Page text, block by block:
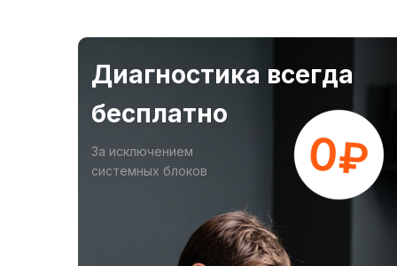
Диагностика всегда
бесплатно
За исключением
системных блоков